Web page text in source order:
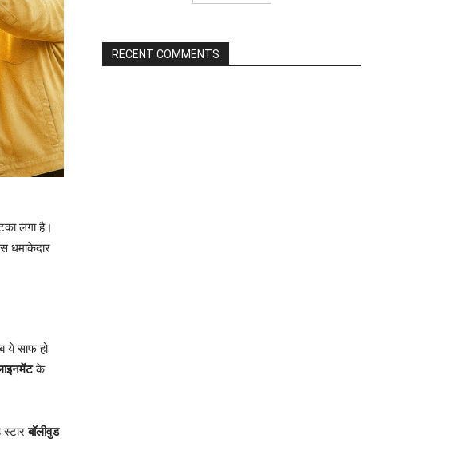
लगा है।
धमाकेदार
ये साफ हो
के
स्टारबॉलीवुड
RECENT COMMENTS